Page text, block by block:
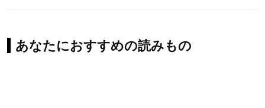
あなたにおすすめの読みもの